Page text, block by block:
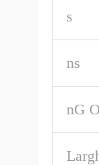
s
ns
nG